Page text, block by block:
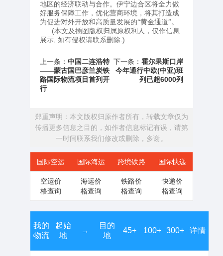
地区的经济联动与合作。伊宁边合区将全力做
好服务保障工作，优化营商环境，将其打造成
为促进对外开放和高质量发展的“黄金通道”。
(本文及插图版权归属原权利人，仅作信息
展示, 如有侵权请联系删除.)
上一条： 中国二连浩特
——蒙古国巴彦兰炭铁
路国际物流项目首列开
行
下一条： 霍尔果斯口岸
今年通行中欧(中亚)班
列已超6000列
郑重声明：本文版权归原作者所有，转载文章仅为
传播更多信息之目的，如作者信息标记有误，请第
一时间联系我们修改或删除，多谢。
国际空运 国际海运 跨境铁路 国际快递
空运价
格查询
海运价
格查询
铁路价
格查询
快递价
格查询
我的
物流
起始
地
→
目的
地
45+ 100+ 300+ 详情